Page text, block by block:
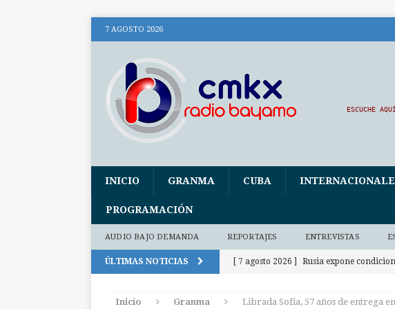
7 AGOSTO 2026
ESCUCHE
INICIO GRANMA CUBA
PROGRAMACIÓN
AUDIO BAJO DEMANDA REPORTAJES ENTREVISTAS
ÚLTIMAS NOTICIAS [ 7 agosto 2026 ] Rusia expone
Inicio Granma Librada Sofía, 57 años de entrega